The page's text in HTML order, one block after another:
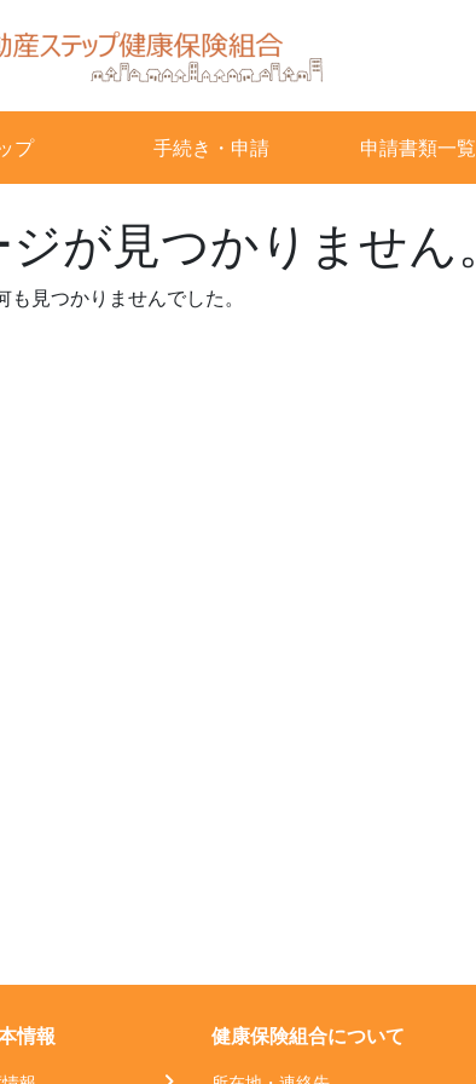
プ 手続き・申請 申請書類一覧
が見つかりません。
も見つかりませんでした。
情報 健康保険組合について